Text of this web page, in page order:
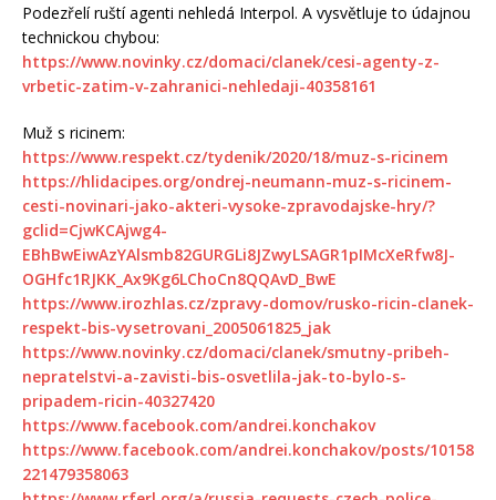
Podezřelí ruští agenti nehledá Interpol. A vysvětluje to údajnou
technickou chybou:
https://www.novinky.cz/domaci/clanek/cesi-agenty-z-
vrbetic-zatim-v-zahranici-nehledaji-40358161
Muž s ricinem:
https://www.respekt.cz/tydenik/2020/18/muz-s-ricinem
https://hlidacipes.org/ondrej-neumann-muz-s-ricinem-
cesti-novinari-jako-akteri-vysoke-zpravodajske-hry/?
gclid=CjwKCAjwg4-
EBhBwEiwAzYAlsmb82GURGLi8JZwyLSAGR1pIMcXeRfw8J-
OGHfc1RJKK_Ax9Kg6LChoCn8QQAvD_BwE
https://www.irozhlas.cz/zpravy-domov/rusko-ricin-clanek-
respekt-bis-vysetrovani_2005061825_jak
https://www.novinky.cz/domaci/clanek/smutny-pribeh-
nepratelstvi-a-zavisti-bis-osvetlila-jak-to-bylo-s-
pripadem-ricin-40327420
https://www.facebook.com/andrei.konchakov
https://www.facebook.com/andrei.konchakov/posts/10158
221479358063